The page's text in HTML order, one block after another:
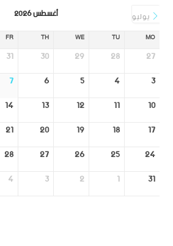
يوليو أغسطس 2026
MO
TU
WE
TH
FR
27
28
29
30
31
3
4
5
6
7
10
11
12
13
14
17
18
19
20
21
24
25
26
27
28
31
1
2
3
4